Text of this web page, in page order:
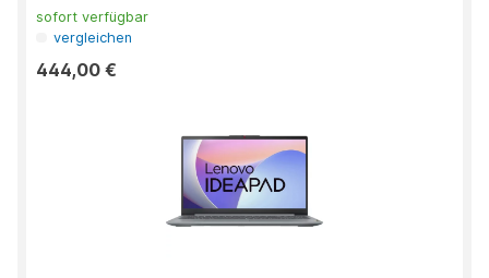
sofort verfügbar
vergleichen
444,00 €